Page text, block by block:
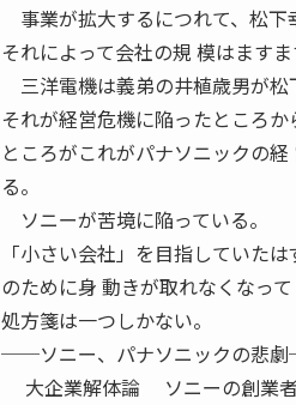
事業が拡大するにつれて、松下
それによって会社の規 模はますま
三洋電機は義弟の井植歳男が松
それが経営危機に陥ったところか
ところがこれがパナソニックの
る。
ソニーが苦境に陥っている。
「小さい会社」を目指していた
のために身 動きが取れなくなって
処方箋は一つしかない。
──ソニー、パナソニック
大企業解体論 ソニーの創業者